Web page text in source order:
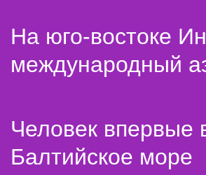
На юго-востоке
международный
Человек впервые
Балтийское море